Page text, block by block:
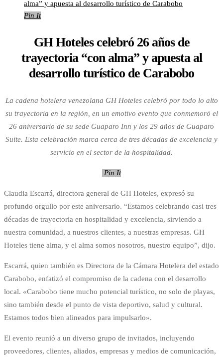
Pin It
GH Hoteles celebró 26 años de
trayectoria “con alma” y apuesta al
desarrollo turístico de Carabobo
La cadena hotelera venezolana GH Hoteles celebró por todo lo alto
su trayectoria en la región, en un emotivo evento que conmemoró el
26 aniversario de su sede Guaparo Inn y los 29 años de Guaparo
Suite. Esta celebración marca cerca de tres décadas de excelencia y
servicio en el sector de la hospitalidad.
Pin It
Claudia Escarrá, directora general de GH Hoteles, expresó su
profundo orgullo por este aniversario. “Estamos celebrando casi tres
décadas de trayectoria en hospitalidad y excelencia, sirviendo a
nuestra comunidad, a nuestros clientes, a nuestras empresas. GH
Hoteles tiene alma, y el alma somos nosotros, nuestro equipo”, dijo.
Escarrá, quien también es Directora de la Cámara Hotelera del estado
Carabobo, enfatizó el compromiso de la cadena con el desarrollo
local. «Carabobo tiene mucho potencial turístico, no solo de playas,
sino también desde el punto de vista deportivo, salud y cultural.
Estamos todos bien alineados para impulsarlo».
El evento reunió a un diverso grupo de invitados, incluyendo
proveedores, clientes, aliados, empresas y medios de comunicación,